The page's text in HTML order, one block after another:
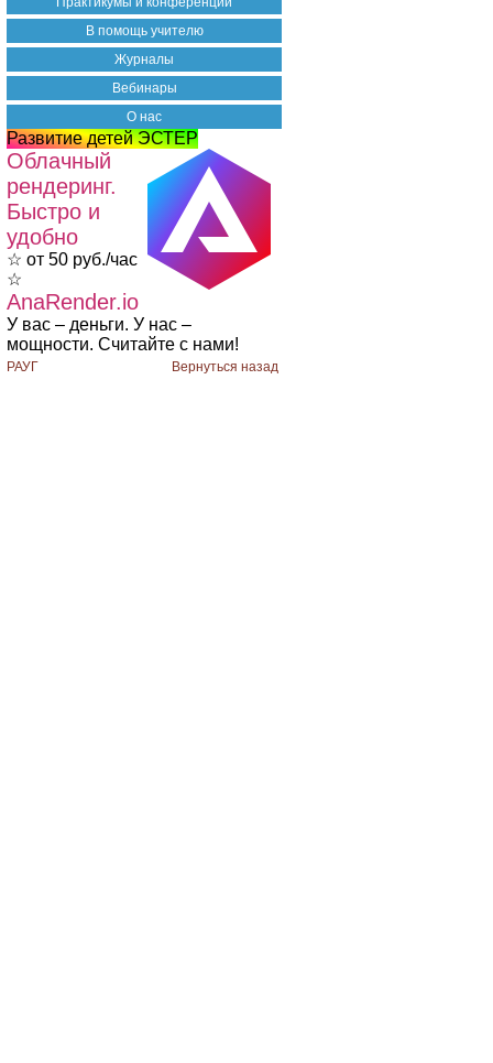
В помощь учителю
Журналы
Вебинары
О нас
Развитие детей ЭСТЕР
Облачный
рендеринг.
Быстро и
удобно
☆ от 50 руб./час
☆
AnaRender.io
У вас – деньги. У нас –
мощности. Считайте с нами!
РАУГ Вернуться назад